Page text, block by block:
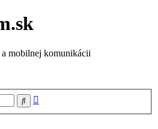
mobilnej komunikácii
Hľadať